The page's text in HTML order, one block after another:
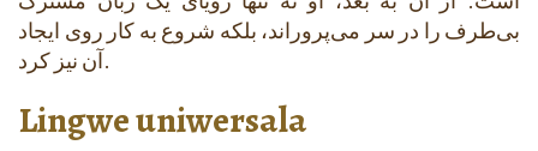
بی‌طرف را در سر می‌پروراند، بلکه شروع به کار روی ایجاد
آن نیز کرد.
Lingwe uniwersala